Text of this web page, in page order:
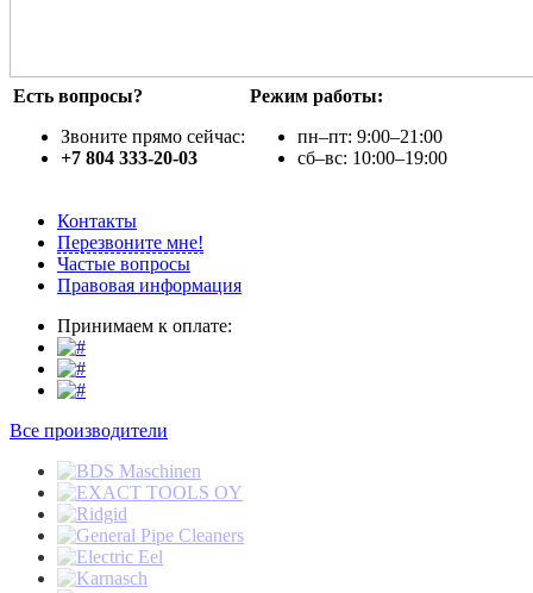
Есть вопросы?
Звоните прямо сейчас:
+7 804 333-20-03
Режим работы:
пн–пт: 9:00–21:00
сб–вс: 10:00–19:00
Контакты
Перезвоните мне!
Частые вопросы
Правовая информация
Принимаем к оплате:
Все производители